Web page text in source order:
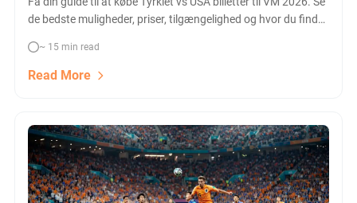
de bedste muligheder, priser, tilgængelighed og hvor du finder
Los Angeles den 25. juni 2026.
~ 15 min read
Read More